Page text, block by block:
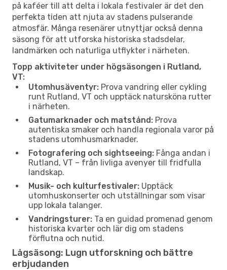
på kaféer till att delta i lokala festivaler är det den
perfekta tiden att njuta av stadens pulserande
atmosfär. Många resenärer utnyttjar också denna
säsong för att utforska historiska stadsdelar,
landmärken och naturliga utflykter i närheten.
Topp aktiviteter under högsäsongen i Rutland,
VT:
Utomhusäventyr: Prova vandring eller cykling
runt Rutland, VT och upptäck natursköna rutter
i närheten.
Gatumarknader och matstånd: Prova
autentiska smaker och handla regionala varor på
stadens utomhusmarknader.
Fotografering och sightseeing: Fånga andan i
Rutland, VT – från livliga avenyer till fridfulla
landskap.
Musik- och kulturfestivaler: Upptäck
utomhuskonserter och utställningar som visar
upp lokala talanger.
Vandringsturer: Ta en guidad promenad genom
historiska kvarter och lär dig om stadens
förflutna och nutid.
Lågsäsong: Lugn utforskning och bättre
erbjudanden